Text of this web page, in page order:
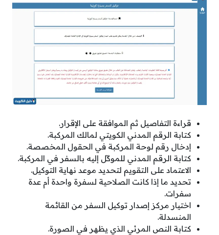
قراءة التفاصيل ثم الموافقة على الإقرار.
كتابة الرقم المدني الكويتي لمالك المركبة.
إدخال رقم لوحة المركبة في الحقول المخصصة.
كتابة الرقم المدني للموكّل إليه بالسفر في المركبة.
الاعتماد على التقويم لتحديد موعد نهاية التوكيل.
تحديد ما إذا كانت الصلاحية لسفرة واحدة أم عدة
سفرات.
اختيار مركز إصدار توكيل السفر من القائمة
المنسدلة.
كتابة النص المرئي الذي يظهر في الصورة.